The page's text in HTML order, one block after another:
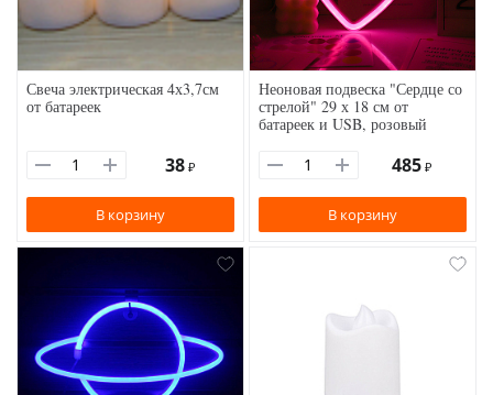
Свеча электрическая 4х3,7см
от батареек
38 ₽
В корзину
Неоновая подвеска "Сердце со
стрелой" 29 х 18 см от
батареек и USB, розовый
485 ₽
В корзину